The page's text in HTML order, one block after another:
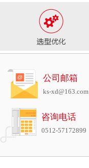
公司邮箱
ks-xd@163.com
咨询电话
0512-57172899